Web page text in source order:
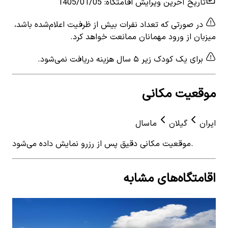
تاریخ آخرین ویرایش اقامتگاه:
1405/01/05
در صورتی که تعداد نفرات بیش از ظرفیت اعلام‌شده باشد،
میزبان از ورود مهمانان ممانعت خواهد کرد.
برای یک کودک زیر ۵ سال هزینه دریافت نمی‌شود.
موقعیت مکانی
ایران گیلان
ماسال
موقعیت مکانی دقیق پس از رزرو نمایش داده می‌شود.
اقامتگاه‌های مشابه
View details for